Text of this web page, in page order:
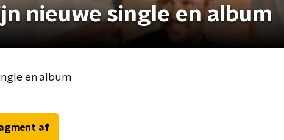
nieuwe single en album
en album
af